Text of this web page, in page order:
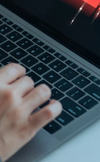
film
sveta —
prevarante